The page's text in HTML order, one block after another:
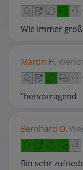
Wie immer
Martin H.
"hervorragend
Bernhard O.
Bin sehr